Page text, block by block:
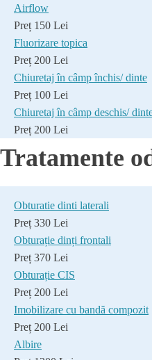
Airflow
Preț 150 Lei
Fluorizare topica
Preț 200 Lei
Chiuretaj în câmp închis/ dinte
Preț 100 Lei
Chiuretaj în câmp deschis/
Preț 200 Lei
Tratamente
Obturatie dinti laterali
Preț 330 Lei
Obturație dinți frontali
Preț 370 Lei
Obturație CIS
Preț 200 Lei
Imobilizare cu bandă compozit
Preț 200 Lei
Albire